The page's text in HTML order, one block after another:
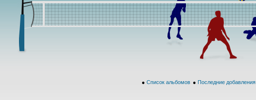
● Список альбомов ● Последние добавления